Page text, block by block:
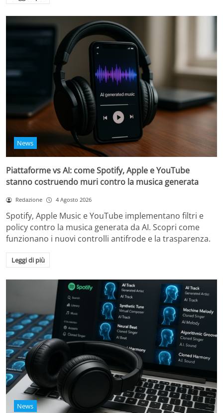
News
Piattaforme vs AI: come Spotify, Apple e YouTube
stanno costruendo muri contro la musica generata
Redazione 4 Agosto 2026
Spotify, Apple Music e YouTube implementano filtri e
policy contro la musica generata da AI. Scopri come
funzionano i nuovi controlli antifrode e la trasparenza.
Leggi di più
News